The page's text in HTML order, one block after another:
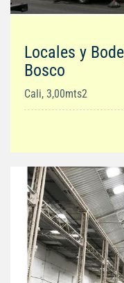
Locales y
Bosco
Cali, 3,00mts2